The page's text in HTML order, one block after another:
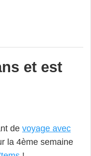
et est
de voyage avec
la 4ème semaine